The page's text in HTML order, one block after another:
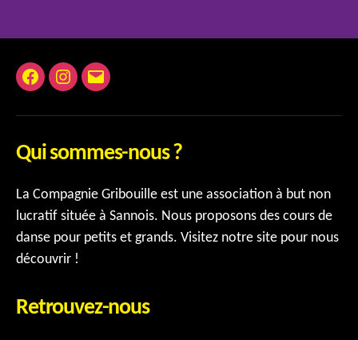
FacebookInstagram
E-
Qui sommes-nous ?
La Compagnie Gribouille est une association à but non
lucratif située à Sannois. Nous proposons des cours de
danse pour petits et grands. Visitez notre site pour nous
découvrir !
Retrouvez-nous